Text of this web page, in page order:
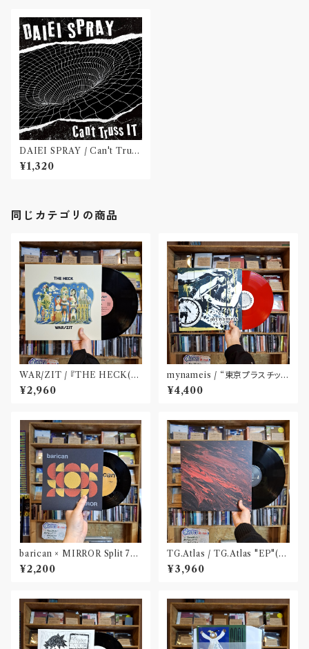
DAIEI SPRAY / Can't Truss
It(7インチレコード)
¥1,320
同じカテゴリの商品
WAR​/​ZIT​ / 『​THE HECK(​1
2")​』
¥2,960
mynameis / “東京プラスチッ
ク” LP(12 inch)
¥4,400
barican × MIRROR Split 7"
(DLコード付属)
¥2,200
TG.Atlas / TG.Atlas "EP"(12
inch)〝旭川〟
¥3,960